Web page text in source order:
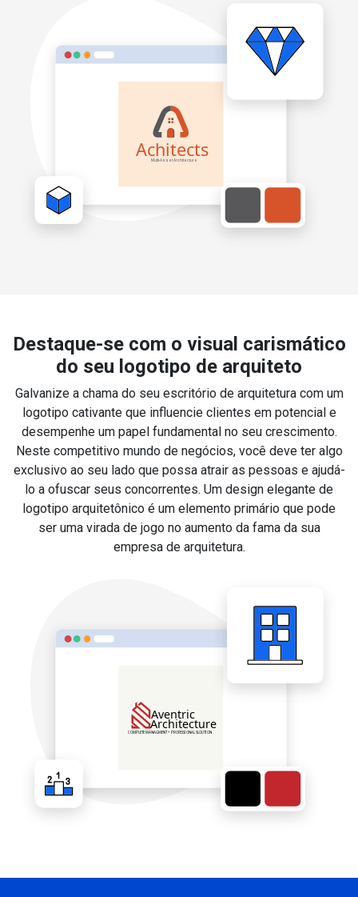
Destaque-se com o visual carismático
do seu logotipo de arquiteto
Galvanize a chama do seu escritório de arquitetura com um
logotipo cativante que influencie clientes em potencial e
desempenhe um papel fundamental no seu crescimento.
Neste competitivo mundo de negócios, você deve ter algo
exclusivo ao seu lado que possa atrair as pessoas e ajudá-
lo a ofuscar seus concorrentes. Um design elegante de
logotipo arquitetônico é um elemento primário que pode
ser uma virada de jogo no aumento da fama da sua
empresa de arquitetura.